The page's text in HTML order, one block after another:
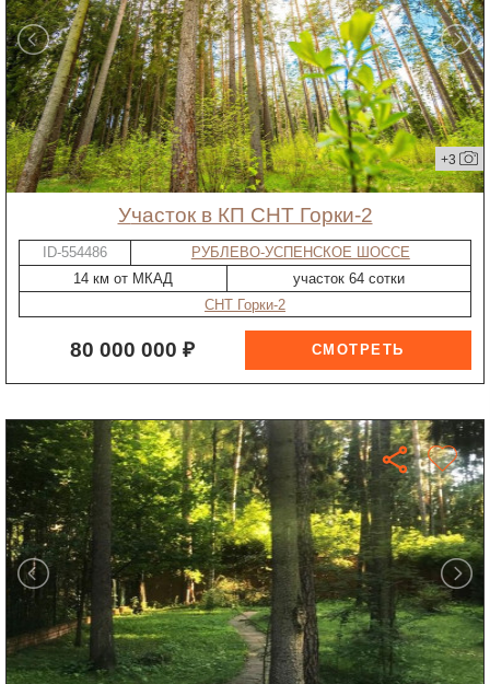
+3
участок в КП СНТ Горки-2
ID-554486
РУБЛЕВО-УСПЕНСКОЕ ШОССЕ
14 км от МКАД
участок 64 сотки
СНТ Горки-2
80 000 000 ₽